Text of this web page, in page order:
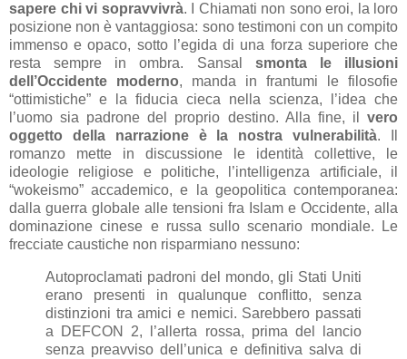
sapere chi vi sopravvivrà. I Chiamati non sono eroi, la loro
posizione non è vantaggiosa: sono testimoni con un compito
immenso e opaco, sotto l’egida di una forza superiore che
resta sempre in ombra. Sansal smonta le illusioni
dell’Occidente moderno, manda in frantumi le filosofie
“ottimistiche” e la fiducia cieca nella scienza, l’idea che
l’uomo sia padrone del proprio destino. Alla fine, il vero
oggetto della narrazione è la nostra vulnerabilità. Il
romanzo mette in discussione le identità collettive, le
ideologie religiose e politiche, l’intelligenza artificiale, il
“wokeismo” accademico, e la geopolitica contemporanea:
dalla guerra globale alle tensioni fra Islam e Occidente, alla
dominazione cinese e russa sullo scenario mondiale. Le
frecciate caustiche non risparmiano nessuno:
Autoproclamati padroni del mondo, gli Stati Uniti
erano presenti in qualunque conflitto, senza
distinzioni tra amici e nemici. Sarebbero passati
a DEFCON 2, l’allerta rossa, prima del lancio
senza preavviso dell’unica e definitiva salva di